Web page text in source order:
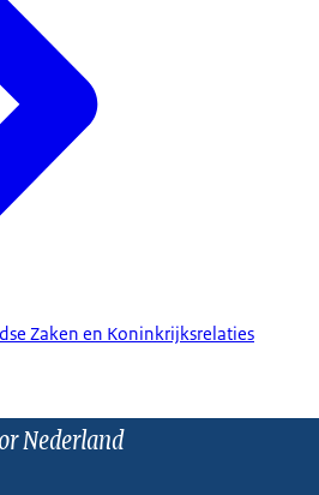
Zaken en Koninkrijksrelaties
Nederland